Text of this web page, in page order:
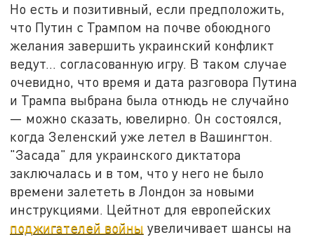
Но есть и позитивный, если предположить,
что Путин с Трампом на почве обоюдного
желания завершить украинский конфликт
ведут… согласованную игру. В таком случае
очевидно, что время и дата разговора Путина
и Трампа выбрана была отнюдь не случайно
— можно сказать, ювелирно. Он состоялся,
когда Зеленский уже летел в Вашингтон.
"Засада" для украинского диктатора
заключалась и в том, что у него не было
времени залететь в Лондон за новыми
инструкциями. Цейтнот для европейских
поджигателей войны увеличивает шансы на